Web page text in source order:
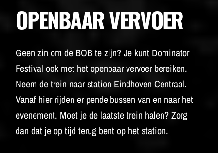
OPENBAAR VERVOER
Geen zin om de BOB te zijn? Je kunt Dominator
Festival ook met het openbaar vervoer bereiken.
Neem de trein naar station Eindhoven Centraal.
Vanaf hier rijden er pendelbussen van en naar het
evenement. Moet je de laatste trein halen? Zorg
dan dat je op tijd terug bent op het station.